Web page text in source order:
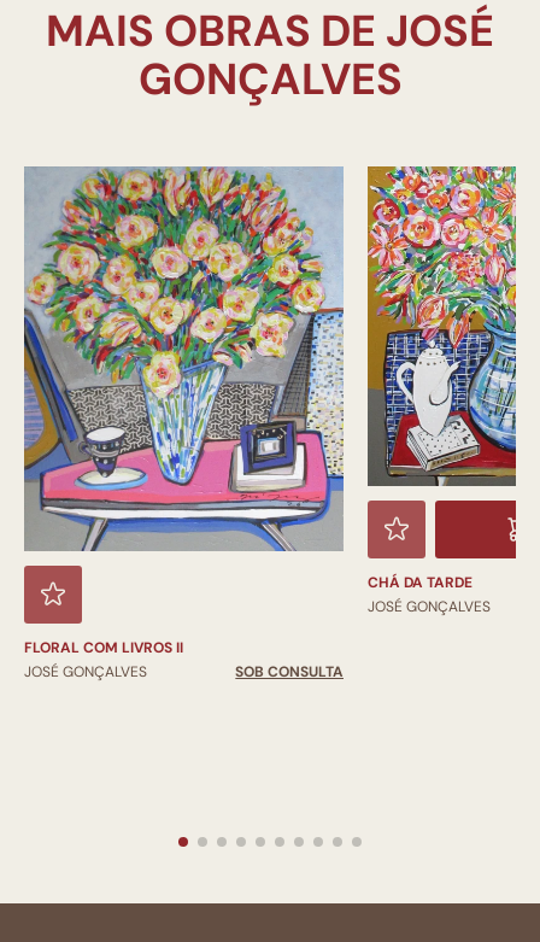
MAIS OBRAS DE JOSÉ
FLORAL COM LIVROS II
JOSÉ GONÇALVES
SOB CONSULTA
CHÁ DA TARDE
JOSÉ GONÇALVES